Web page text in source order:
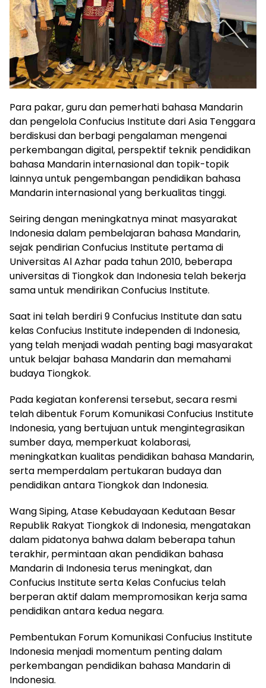
Para pakar, guru dan pemerhati bahasa Mandarin
dan pengelola Confucius Institute dari Asia Tenggara
berdiskusi dan berbagi pengalaman mengenai
perkembangan digital, perspektif teknik pendidikan
bahasa Mandarin internasional dan topik-topik
lainnya untuk pengembangan pendidikan bahasa
Mandarin internasional yang berkualitas tinggi.
Seiring dengan meningkatnya minat masyarakat
Indonesia dalam pembelajaran bahasa Mandarin,
sejak pendirian Confucius Institute pertama di
Universitas Al Azhar pada tahun 2010, beberapa
universitas di Tiongkok dan Indonesia telah bekerja
sama untuk mendirikan Confucius Institute.
Saat ini telah berdiri 9 Confucius Institute dan satu
kelas Confucius Institute independen di Indonesia,
yang telah menjadi wadah penting bagi masyarakat
untuk belajar bahasa Mandarin dan memahami
budaya Tiongkok.
Pada kegiatan konferensi tersebut, secara resmi
telah dibentuk Forum Komunikasi Confucius Institute
Indonesia, yang bertujuan untuk mengintegrasikan
sumber daya, memperkuat kolaborasi,
meningkatkan kualitas pendidikan bahasa Mandarin,
serta memperdalam pertukaran budaya dan
pendidikan antara Tiongkok dan Indonesia.
Wang Siping, Atase Kebudayaan Kedutaan Besar
Republik Rakyat Tiongkok di Indonesia, mengatakan
dalam pidatonya bahwa dalam beberapa tahun
terakhir, permintaan akan pendidikan bahasa
Mandarin di Indonesia terus meningkat, dan
Confucius Institute serta Kelas Confucius telah
berperan aktif dalam mempromosikan kerja sama
pendidikan antara kedua negara.
Pembentukan Forum Komunikasi Confucius Institute
Indonesia menjadi momentum penting dalam
perkembangan pendidikan bahasa Mandarin di
Indonesia.